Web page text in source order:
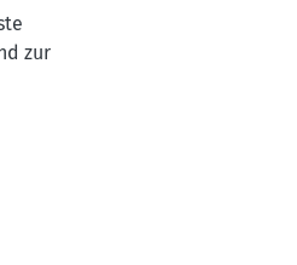
zur